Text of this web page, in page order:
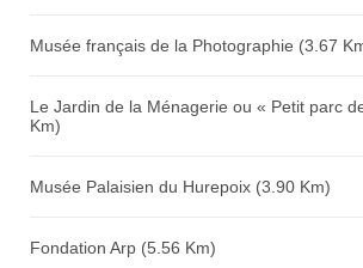
Musée français de la Photographie (3.67
Le Jardin de la Ménagerie ou « Petit parc
Km)
Musée Palaisien du Hurepoix (3.90 Km)
Fondation Arp (5.56 Km)